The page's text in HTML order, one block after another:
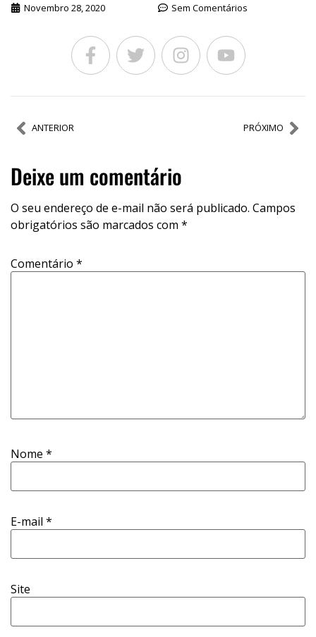
Novembro 28, 2020 Sem Comentários
ANTERIOR PRÓXIMO
Deixe um comentário
O seu endereço de e-mail não será publicado. Campos
obrigatórios são marcados com *
Comentário *
Nome *
E-mail *
Site